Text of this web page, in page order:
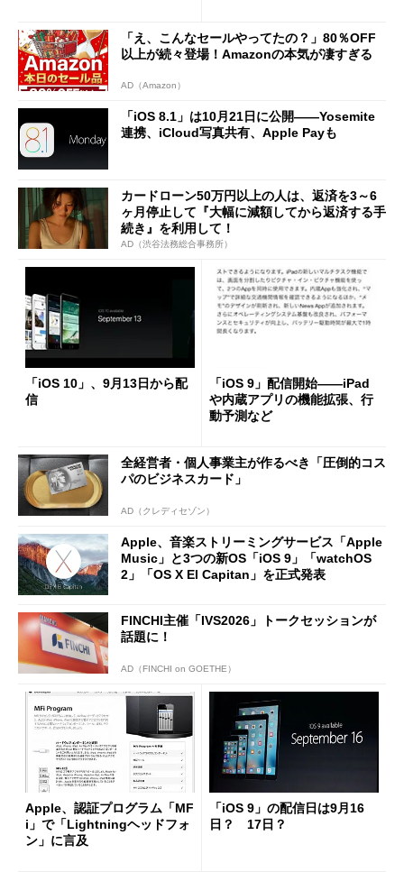
「え、こんなセールやってたの？」80％OFF
以上が続々登場！Amazonの本気が凄すぎる
AD（Amazon）
「iOS 8.1」は10月21日に公開――Yosemite
連携、iCloud写真共有、Apple Payも
カードローン50万円以上の人は、返済を3～6
ヶ月停止して『大幅に減額してから返済する手
続き』を利用して！
AD（渋谷法務総合事務所）
「iOS 10」、9月13日から配
信
「iOS 9」配信開始――iPad
や内蔵アプリの機能拡張、行
動予測など
全経営者・個人事業主が作るべき「圧倒的コス
パのビジネスカード」
AD（クレディセゾン）
Apple、音楽ストリーミングサービス「Apple
Music」と3つの新OS「iOS 9」「watchOS
2」「OS X El Capitan」を正式発表
FINCHI主催「IVS2026」トークセッションが
話題に！
AD（FINCHI on GOETHE）
Apple、認証プログラム「MF
i」で「Lightningヘッドフォ
ン」に言及
「iOS 9」の配信日は9月16
日？ 17日？